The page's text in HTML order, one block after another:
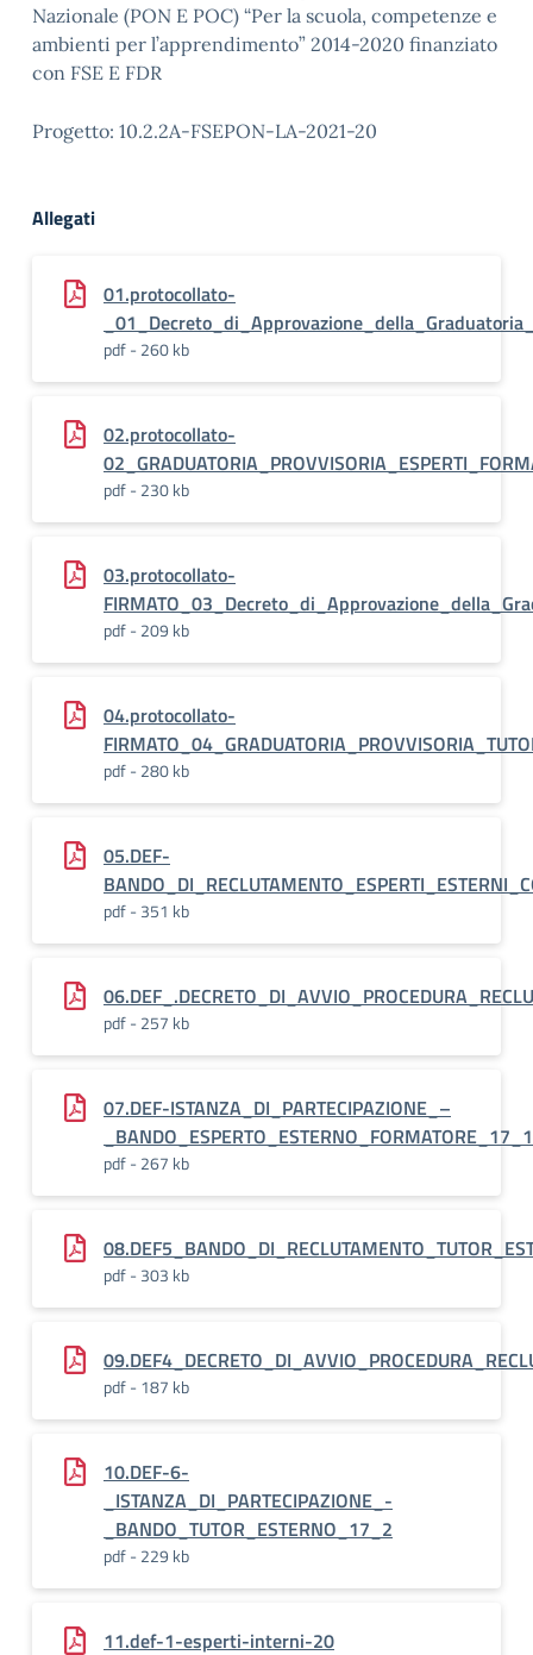
Nazionale (PON E POC) “Per la scuola, competenze e
ambienti per l’apprendimento” 2014-2020 finanziato
con FSE E FDR
Progetto: 10.2.2A-FSEPON-LA-2021-20
Allegati
01.protocollato-
pdf - 260 kb
02.protocollato-
pdf - 230 kb
03.protocollato-
pdf - 209 kb
04.protocollato-
pdf - 280 kb
05.DEF-
pdf - 351 kb
pdf - 257 kb
07.DEF-ISTANZA_DI_PARTECIPAZIONE_–
_BANDO_ESPERTO_ESTERNO_FORMATORE_17_1
pdf - 267 kb
pdf - 303 kb
pdf - 187 kb
10.DEF-6-
_ISTANZA_DI_PARTECIPAZIONE_-
_BANDO_TUTOR_ESTERNO_17_2
pdf - 229 kb
11.def-1-esperti-interni-20